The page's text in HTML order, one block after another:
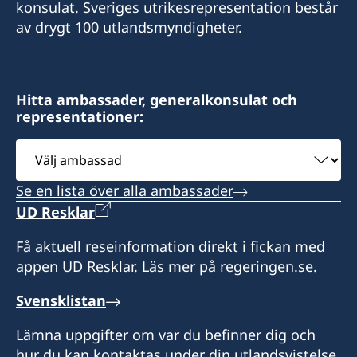
SUN, Kyung-hoon
Honorärkonsul
1290-14 Palbong-ri, Seo-myeon
Hongcheon-gun
Honorärkonsul
SEO, Kyungsun
Bupyeong-gu
Incheon
LEE, Sang-Kyun
konsulat. Sveriges utrikesrepresentation består
av drygt 100 utlandsmyndigheter.
Hitta ambassader, generalkonsulat och
representationer:
Välj
ambassad
Se en lista över alla ambassader
UD Resklar
Få aktuell reseinformation direkt i fickan med
appen UD Resklar. Läs mer på regeringen.se.
Svensklistan
Lämna uppgifter om var du befinner dig och